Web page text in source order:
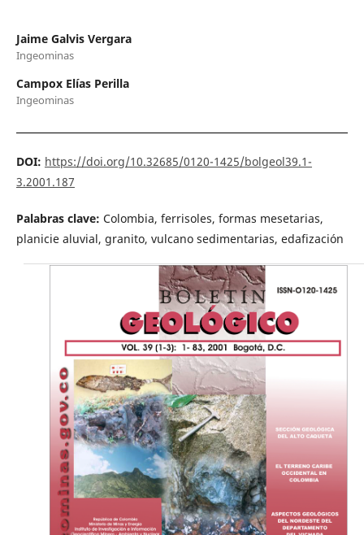
Jaime Galvis Vergara
Ingeominas
Campox Elías Perilla
Ingeominas
DOI: https://doi.org/10.32685/0120-1425/bolgeol39.1-
3.2001.187
Palabras clave: Colombia, ferrisoles, formas mesetarias,
planicie aluvial, granito, vulcano sedimentarias, edafización